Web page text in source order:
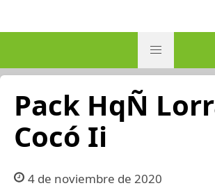
Pack HqÑ
Cocó Ii
4 de noviembre de 2020